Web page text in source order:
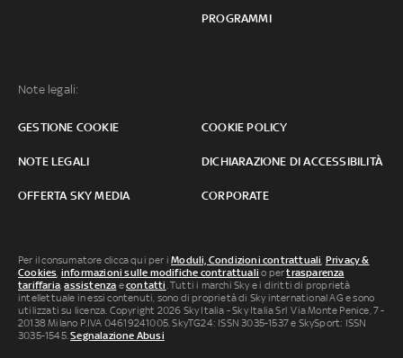
PROGRAMMI
Note legali:
GESTIONE COOKIE COOKIE POLICY
NOTE LEGALI DICHIARAZIONE DI ACCESSIBILITÀ
OFFERTA SKY MEDIA CORPORATE
Per il consumatore clicca qui per iModuli, Condizioni contrattuali, Privacy &
Cookies, informazioni sulle modifiche contrattuali o pertrasparenza
tariffaria,assistenza econtatti. Tutti i marchi Sky e i diritti di proprietà
intellettuale in essi contenuti, sono di proprietà di Sky international AG e sono
utilizzati su licenza. Copyright 2026 Sky Italia - Sky Italia Srl Via Monte Penice, 7 -
20138 Milano P.IVA 04619241005. SkyTG24: ISSN 3035-1537 e SkySport: ISSN
3035-1545.Segnalazione Abusi